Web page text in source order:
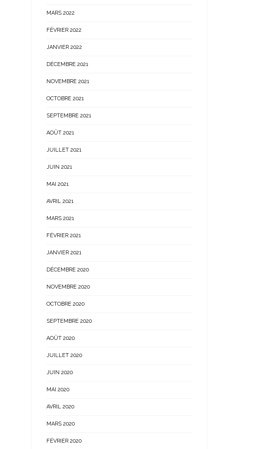
MARS 2022
FÉVRIER 2022
JANVIER 2022
DÉCEMBRE 2021
NOVEMBRE 2021
OCTOBRE 2021
SEPTEMBRE 2021
AOÛT 2021
JUILLET 2021
JUIN 2021
MAI 2021
AVRIL 2021
MARS 2021
FÉVRIER 2021
JANVIER 2021
DÉCEMBRE 2020
NOVEMBRE 2020
OCTOBRE 2020
SEPTEMBRE 2020
AOÛT 2020
JUILLET 2020
JUIN 2020
MAI 2020
AVRIL 2020
MARS 2020
FÉVRIER 2020